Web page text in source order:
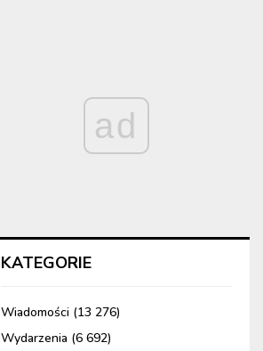
ad
KATEGORIE
Wiadomości (13 276)
Wydarzenia (6 692)